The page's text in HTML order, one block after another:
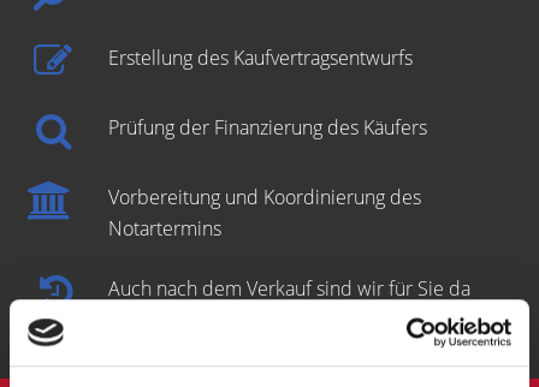
Erstellung des Kaufvertragsentwurfs
Prüfung der Finanzierung des Käufers
Vorbereitung und Koordinierung des
Notartermins
Auch nach dem Verkauf sind wir für Sie da